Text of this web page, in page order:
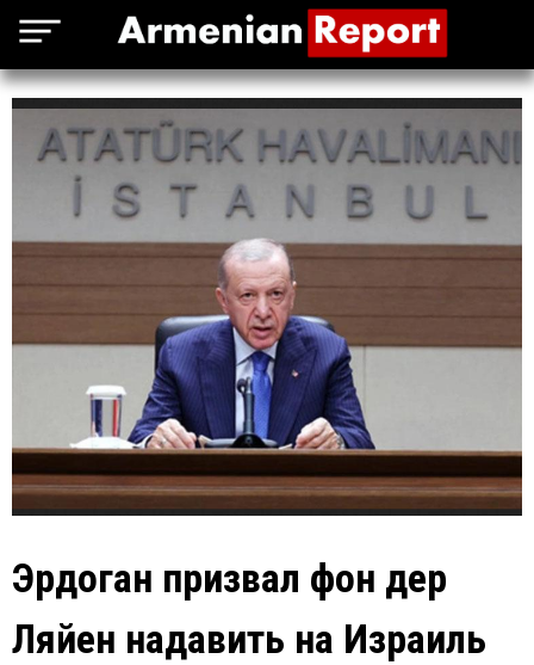
Эрдоган призвал фон дер
Ляйен надавить на Израиль